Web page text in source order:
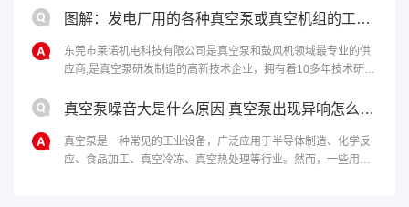
够充分，电机本身或轴承有问题，传感器等。这时应该限制马达
出口的油气混合气温度到120℃。你......
图解：发电厂用的各种真空泵或真空机组的工作原理
东莞市莱诺机电科技有限公司是真空泵和鼓风机领域最专业的供
应商,是真空泵研发制造的高新技术企业，拥有着10多年技术研发
112-722。...
真空泵噪音大是什么原因 真空泵出现异响怎么处理
真空泵是一种常见的工业设备，广泛应用于半导体制造、化学反
应、食品加工、真空冷冻、真空热处理等行业。然而，一些用户